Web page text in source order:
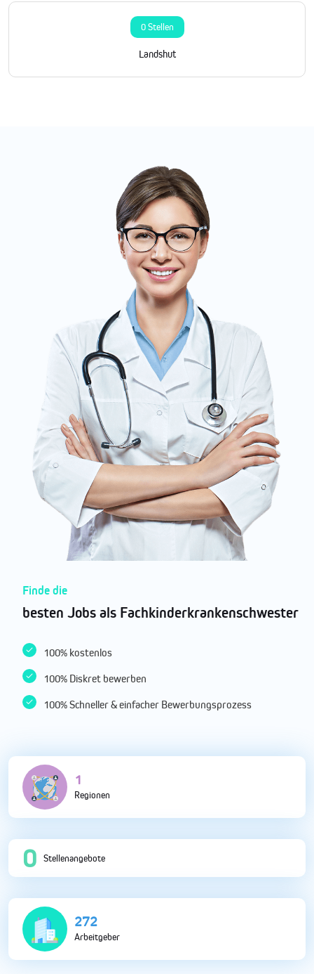
0 Stellen
Landshut
Finde die
besten Jobs als Fachkinderkrankenschwester
100% kostenlos
100% Diskret bewerben
100% Schneller & einfacher Bewerbungsprozess
5
Regionen
0 Stellenangebote
822
Arbeitgeber